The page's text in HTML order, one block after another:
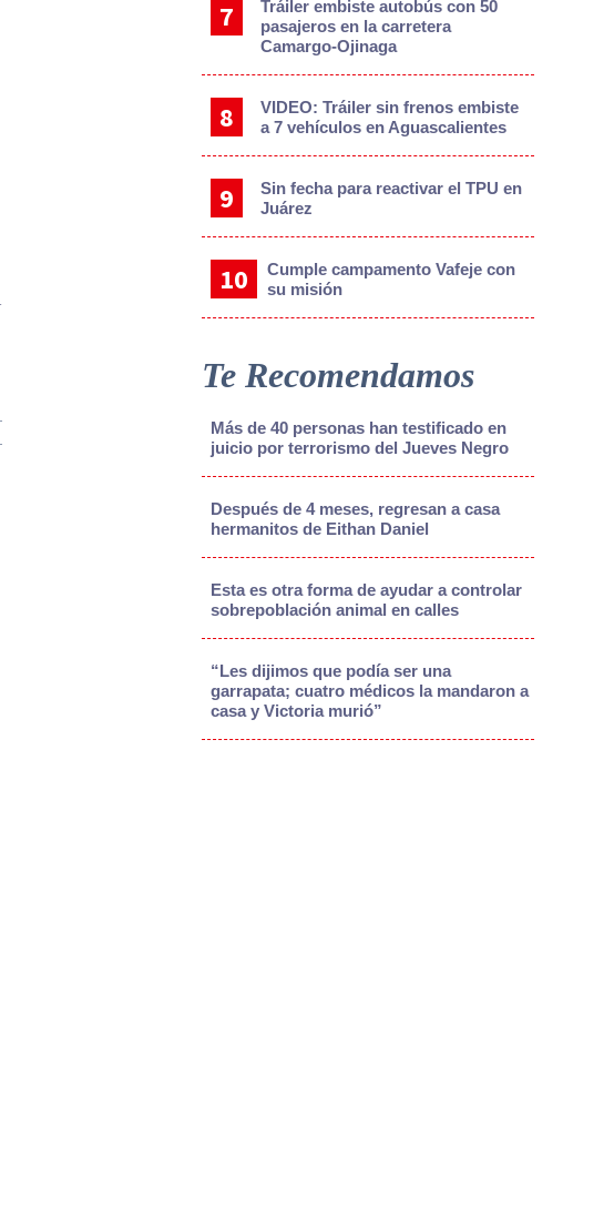
Tráiler embiste autobús con 50
pasajeros en la carretera
Camargo-Ojinaga
VIDEO: Tráiler sin frenos embiste
a 7 vehículos en Aguascalientes
Sin fecha para reactivar el TPU en
Juárez
Cumple campamento Vafeje con
su misión
Te Recomendamos
Más de 40 personas han testificado en
juicio por terrorismo del Jueves Negro
Después de 4 meses, regresan a casa
hermanitos de Eithan Daniel
Esta es otra forma de ayudar a controlar
sobrepoblación animal en calles
“Les dijimos que podía ser una
garrapata; cuatro médicos la mandaron a
casa y Victoria murió”